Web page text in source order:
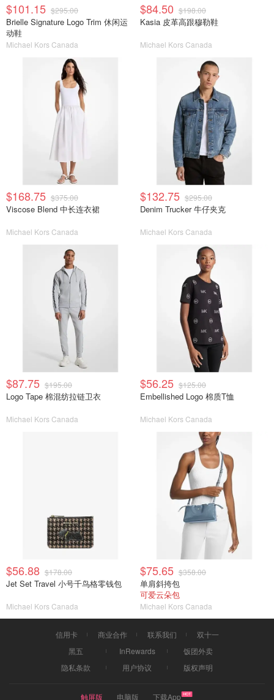
$101.15 $295.00
Brielle Signature Logo Trim 休闲运
动鞋
Michael Kors Canada
$84.50 $198.00
Kasia 皮革高跟穆勒鞋
Michael Kors Canada
$168.75 $375.00
Viscose Blend 中长连衣裙
Michael Kors Canada
$132.75 $295.00
Denim Trucker 牛仔夹克
Michael Kors Canada
$87.75 $195.00
Logo Tape 棉混纺拉链卫衣
Michael Kors Canada
$56.25 $125.00
Embellished Logo 棉质T恤
Michael Kors Canada
$56.88 $178.00
Jet Set Travel 小号千鸟格零钱包
Michael Kors Canada
$75.65 $358.00
单肩斜挎包
可爱云朵包
Michael Kors Canada
信用卡 商业合作 联系我们
双十一
黑五
InRewards
饭团外卖
隐私条款
用户协议 版权声明
触屏版 电脑版 下载App